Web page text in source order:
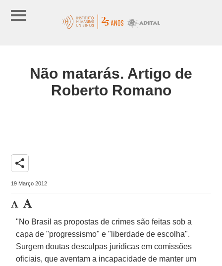
Não matarás. Artigo de
Roberto Romano
share
19 Março 2012
"No Brasil as propostas de crimes são feitas sob a
capa de "progressismo" e "liberdade de escolha".
Surgem doutas desculpas jurídicas em comissões
oficiais, que aventam a incapacidade de manter um